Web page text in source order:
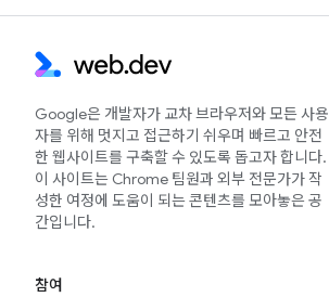
Google은 개발자가 교차 브라우저와 모든 사용
자를 위해 멋지고 접근하기 쉬우며 빠르고 안전
한 웹사이트를 구축할 수 있도록 돕고자 합니다.
이 사이트는 Chrome 팀원과 외부 전문가가 작
성한 여정에 도움이 되는 콘텐츠를 모아놓은 공
간입니다.
참여